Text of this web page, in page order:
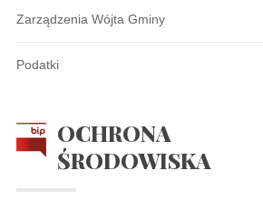
Zarządzenia Wójta Gminy
Podatki
OCHRONA
ŚRODOWISKA